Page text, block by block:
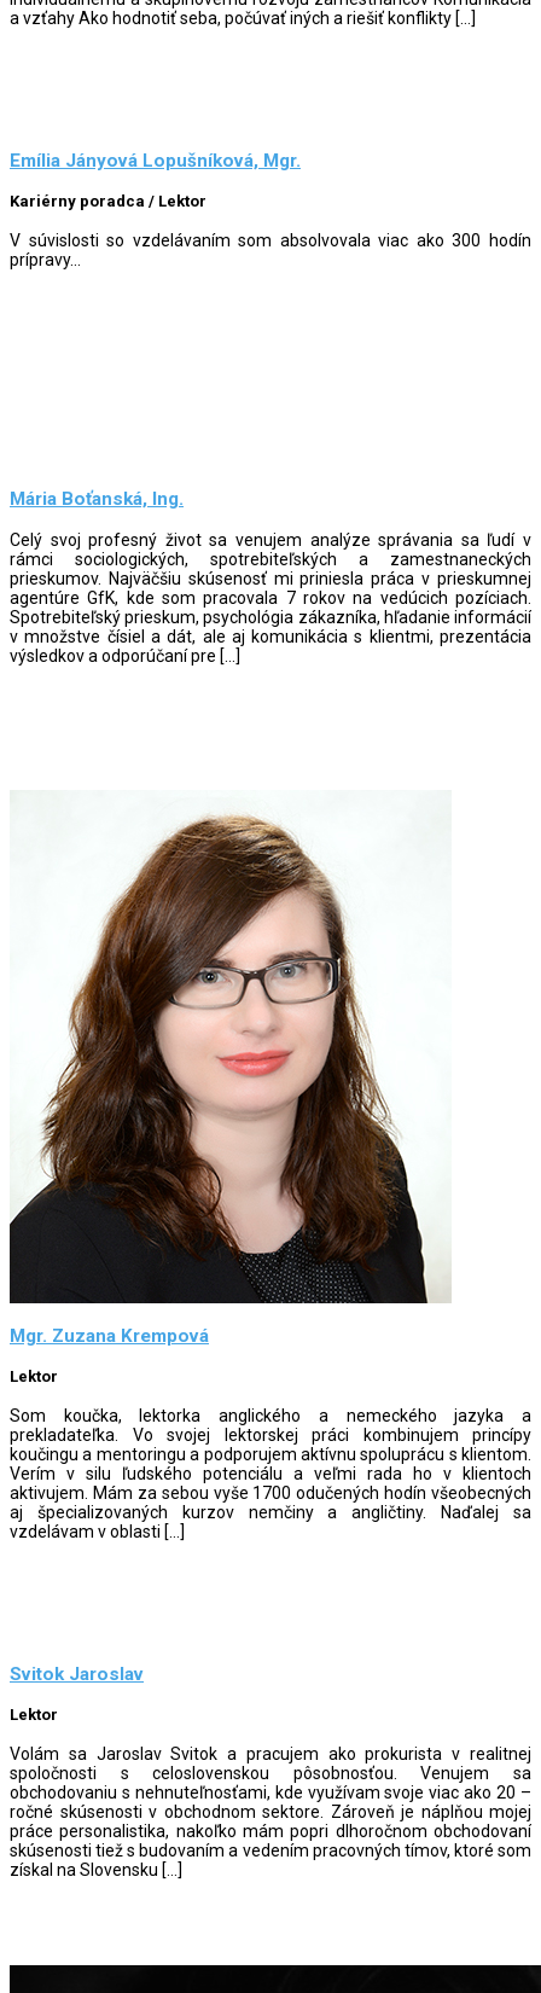
a vzťahy Ako hodnotiť seba, počúvať iných a riešiť konflikty […]
Emília Jányová Lopušníková, Mgr.
Kariérny poradca / Lektor
V súvislosti so vzdelávaním som absolvovala viac ako 300 hodín
prípravy...
Mária Boťanská, Ing.
Celý svoj profesný život sa venujem analýze správania sa ľudí v
rámci sociologických, spotrebiteľských a zamestnaneckých
prieskumov. Najväčšiu skúsenosť mi priniesla práca v prieskumnej
agentúre GfK, kde som pracovala 7 rokov na vedúcich pozíciach.
Spotrebiteľský prieskum, psychológia zákazníka, hľadanie informácií
v množstve čísiel a dát, ale aj komunikácia s klientmi, prezentácia
výsledkov a odporúčaní pre […]
Mgr. Zuzana Krempová
Lektor
Som koučka, lektorka anglického a nemeckého jazyka a
prekladateľka. Vo svojej lektorskej práci kombinujem princípy
koučingu a mentoringu a podporujem aktívnu spoluprácu s klientom.
Verím v silu ľudského potenciálu a veľmi rada ho v klientoch
aktivujem. Mám za sebou vyše 1700 odučených hodín všeobecných
aj špecializovaných kurzov nemčiny a angličtiny. Naďalej sa
vzdelávam v oblasti […]
Svitok Jaroslav
Lektor
Volám sa Jaroslav Svitok a pracujem ako prokurista v realitnej
spoločnosti s celoslovenskou pôsobnosťou. Venujem sa
obchodovaniu s nehnuteľnosťami, kde využívam svoje viac ako 20 –
ročné skúsenosti v obchodnom sektore. Zároveň je náplňou mojej
práce personalistika, nakoľko mám popri dlhoročnom obchodovaní
skúsenosti tiež s budovaním a vedením pracovných tímov, ktoré som
získal na Slovensku […]